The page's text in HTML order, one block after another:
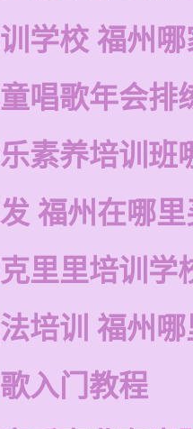
学校 福州
唱歌年会排
素养培训班
福州在哪
里里培训学
培训 福州
入门教程